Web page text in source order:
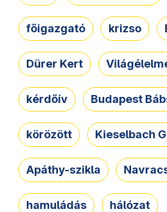
főigazgató krizso
Dürer Kert
kérdőív Budapest
körözött Kieselbach
Apáthy-szikla
hamuládás hálózat